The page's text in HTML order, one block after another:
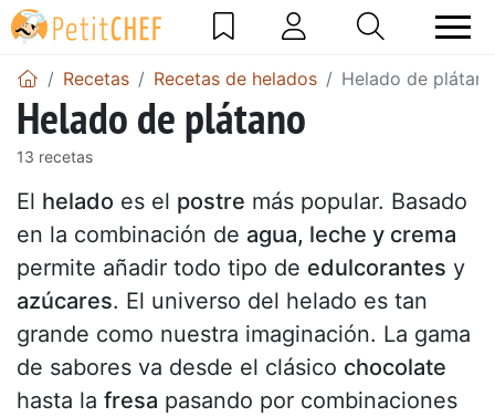
Recetas Recetas de helados Helado de plátano
Helado de plátano
13 recetas
El helado es el postre más popular. Basado
en la combinación de agua, leche y crema
permite añadir todo tipo de edulcorantes y
azúcares. El universo del helado es tan
grande como nuestra imaginación. La gama
de sabores va desde el clásico chocolate
hasta la fresa pasando por combinaciones